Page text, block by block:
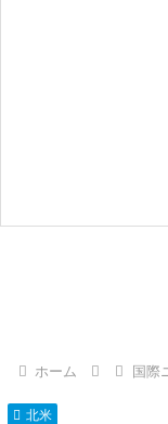
ホーム 国際
北米